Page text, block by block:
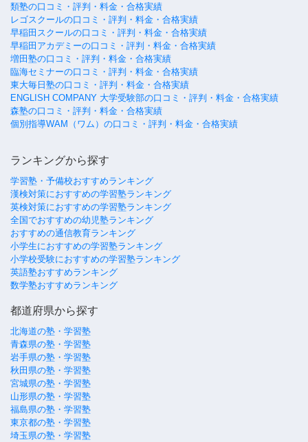
類塾の口コミ・評判・料金・合格実績
レゴスクールの口コミ・評判・料金・合格実績
早稲田スクールの口コミ・評判・料金・合格実績
早稲田アカデミーの口コミ・評判・料金・合格実績
増田塾の口コミ・評判・料金・合格実績
臨海セミナーの口コミ・評判・料金・合格実績
東大毎日塾の口コミ・評判・料金・合格実績
ENGLISH COMPANY 大学受験部の口コミ・評判・料金・合格実績
森塾の口コミ・評判・料金・合格実績
個別指導WAM（ワム）の口コミ・評判・料金・合格実績
ランキングから探す
学習塾・予備校おすすめランキング
漢検対策におすすめの学習塾ランキング
英検対策におすすめの学習塾ランキング
全国でおすすめの幼児塾ランキング
おすすめの通信教育ランキング
小学生におすすめの学習塾ランキング
小学校受験におすすめの学習塾ランキング
英語塾おすすめランキング
数学塾おすすめランキング
都道府県から探す
北海道の塾・学習塾
青森県の塾・学習塾
岩手県の塾・学習塾
秋田県の塾・学習塾
宮城県の塾・学習塾
山形県の塾・学習塾
福島県の塾・学習塾
東京都の塾・学習塾
埼玉県の塾・学習塾